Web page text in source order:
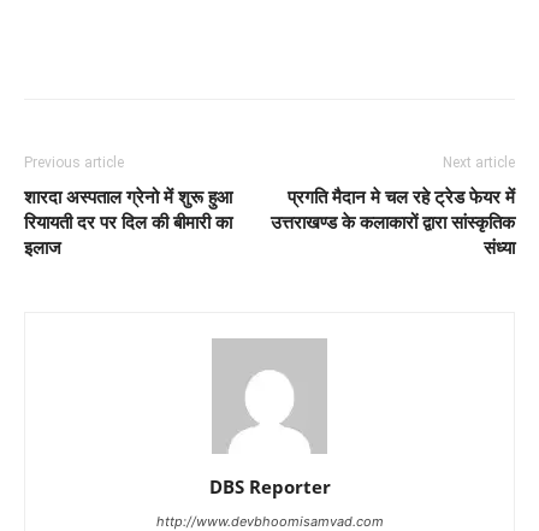
Previous article
शारदा अस्पताल ग्रेनो में शुरू हुआ
रियायती दर पर दिल की बीमारी का
इलाज
Next article
प्रगति मैदान मे चल रहे ट्रेड फेयर में
उत्तराखण्ड के कलाकारों द्वारा सांस्कृतिक
संध्या
DBS Reporter
http://www.devbhoomisamvad.com